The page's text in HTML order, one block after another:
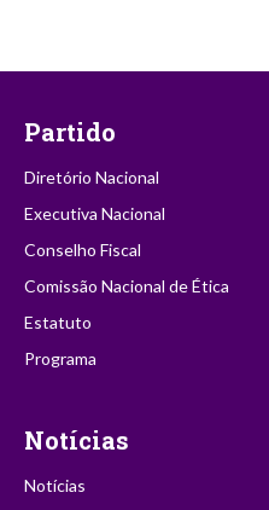
Partido
Diretório Nacional
Executiva Nacional
Conselho Fiscal
Comissão Nacional de Ética
Estatuto
Programa
Notícias
Notícias